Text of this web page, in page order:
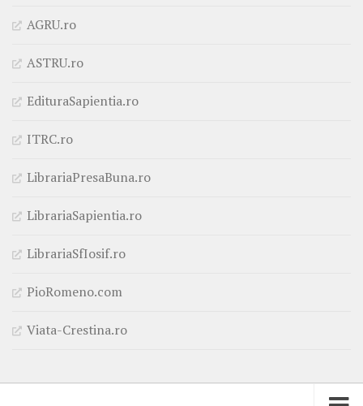
AGRU.ro
ASTRU.ro
EdituraSapientia.ro
ITRC.ro
LibrariaPresaBuna.ro
LibrariaSapientia.ro
LibrariaSfIosif.ro
PioRomeno.com
Viata-Crestina.ro